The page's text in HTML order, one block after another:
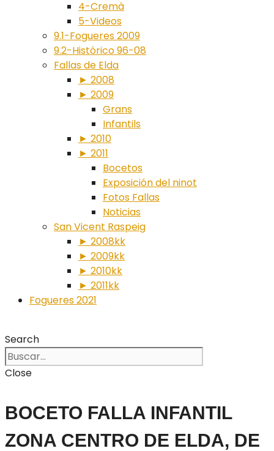
4-Cremà
5-Videos
9.1-Fogueres 2009
9.2-Histórico 96-08
Fallas de Elda
► 2008
► 2009
Grans
Infantils
► 2010
► 2011
Bocetos
Exposición del ninot
Fotos Fallas
Noticias
San Vicent Raspeig
► 2008kk
► 2009kk
► 2010kk
► 2011kk
Fogueres 2021
Search
Close
BOCETO FALLA INFANTIL
ZONA CENTRO DE ELDA, DE